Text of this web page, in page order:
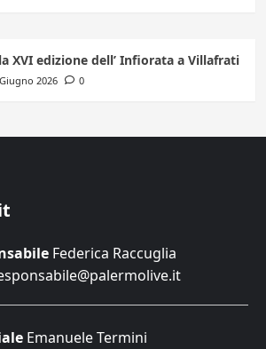
XVI edizione dell’ Infiorata a Villafrati
2026 0
Federica Raccuglia
Emanuele Termini